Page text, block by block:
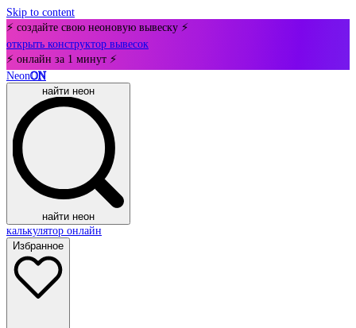
Skip to content
⚡ создайте свою неоновую вывеску ⚡
открыть конструктор вывесок
⚡ онлайн за 1 минут ⚡
NeonON
найти неон
найти неон
калькулятор онлайн
Избранное